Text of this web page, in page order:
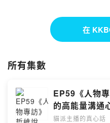
臉書&方格子：貓派主播
IG : wenwensay
在
所有集數
EP59《人物
的高能量溝通
貓派主播的真心話